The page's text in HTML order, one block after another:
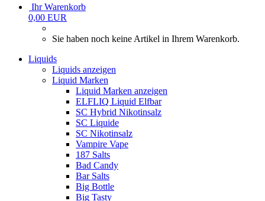
Ihr Warenkorb
0,00 EUR
Sie haben noch keine Artikel in Ihrem Warenkorb.
Liquids
Liquids anzeigen
Liquid Marken
Liquid Marken anzeigen
ELFLIQ Liquid Elfbar
SC Hybrid Nikotinsalz
SC Liquide
SC Nikotinsalz
Vampire Vape
187 Salts
Bad Candy
Bar Salts
Big Bottle
Big Tasty